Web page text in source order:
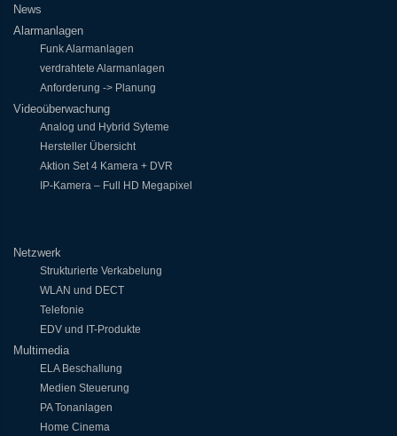
News
Alarmanlagen
Funk Alarmanlagen
verdrahtete Alarmanlagen
Anforderung -> Planung
Videoüberwachung
Analog und Hybrid Syteme
Hersteller Übersicht
Aktion Set 4 Kamera + DVR
IP-Kamera – Full HD Megapixel
Netzwerk
Strukturierte Verkabelung
WLAN und DECT
Telefonie
EDV und IT-Produkte
Multimedia
ELA Beschallung
Medien Steuerung
PA Tonanlagen
Home Cinema